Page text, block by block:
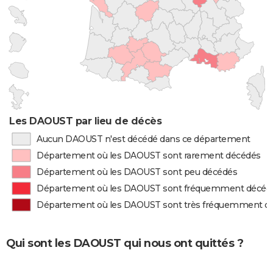
Les DAOUST par lieu de décès
Aucun DAOUST n'est décédé dans ce département
Département où les DAOUST sont rarement décédés
Département où les DAOUST sont peu décédés
Département où les DAOUST sont fréquemment
Département où les DAOUST sont très fréquemment
Qui sont les DAOUST qui nous ont quittés ?